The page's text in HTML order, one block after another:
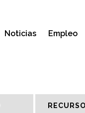
Noticias Empleo